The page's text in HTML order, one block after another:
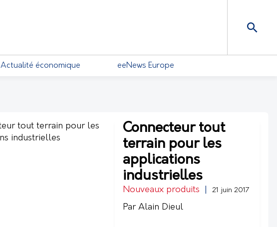
Actualité économique eeNews Europe
Connecteur tout
terrain pour les
applications
industrielles
Nouveaux produits 21 juin 2017
Par Alain Dieul